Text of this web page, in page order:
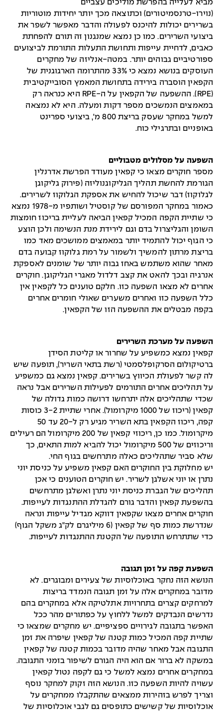
מביא לעלייה בהפרשת מוליכים עצביים
(נוירו-טרנסמיטורים) וכתוצאה מכך יותר יחידות מוטוריות
בשרירים יכולות להיכנס לפעולה והדבר מאפשר לשפר את
ביצועי השרירים. כמו כן נמצא שמנגנון זה תורם להפחתת
כאבים, לדחיית עייפות ותחושת התעלות התורמת לביצועים
ספורטיביים גבוהים יותר. במטה-אנליזה של מחקרים
העוסקים בנושא נמצא כי 33% מהתרומה הארגוגנית של
הקפאין הוסברה בירידה בתחושת המאמץ הסובייקטיבית
(RPE). ההשפעה של הקפאין על ה-RPE היא כנראה רק
במאמצים הנמשכים מספר דקות ומעלה. היא לא נמצאה
למשל במחקר שעסק בריצת 800 מ', ביצועי ספרינט
באופניים ובתרגילי כוח.
השפעה על מסלולים מטבוליים
מספר חוקרים מצאו כי קפאין מעודד הפרשת אדרנלין
הגורמת להחשת תהליך הגליקוגנוליזה (פירוק גליקוגן
לגלוקוז) דבר שיכול להחיש את אספקת הגלוקוז לשרירים.
כאמור במחקר המפורסם של קוסטיל ושותפיו מ-1978 נמצא
כי שתיית הקפה המכיל קפאין הביאה לעליית בריכוז חומצות
השומן והגליצרול בדם וגם לירידת מנת הנשימה ולכן הוצע
כי הגוף יכול להתמיד יותר במאמצים ממושכים מאד כמו
בריצת מרתון להמשיך ולשמור על רמת גלוקוז קבועה בדם
מאחר שהוא משתמש באחז גבוה יותר של שומנים לאספקת
אנרגיה ובכך להאט את קצב דלדול מאגרי הגליקוגן. חוקרים
אחרים לא מצאו השפעה כזו. חלקם טוענים כל לקפאין אין
כלל השפעה כזו ואחרים משערים שאולי חומרים אחרים
בקפה מבטלים את ההשפעה הזו של הקפאין.
השפעה על מערכת השרירים
קפאין נמצא כמשפיע על שחרור או קליטת הסידן
ברטיקולום הסרקופלסמטי (רשת בתאי השריר), תופעה שיש
לה קשר לפעולת הכיווץ בשרירים. קפאין נמצא גם כמשפיע
על תהליכים אחרים התורמים לפעילות השרירים אבל נראה
שכדי שתהליכים אלה יתרחשו דרושה כמות גדולה של
קפאין (ריכוז של 1000 מיקרומול). אחרי שתיית 3-2 כוסות
קפה, ריכוז הקפאין בתא השריר מגיע רק ל-20 עד 50
מיקרומול. כמו כן, ריכוזי קפאין של 200 מיקרומול הם רעילים
וריכוזים של 500 מיקרומול יכול להביא למות התאים, כך
שלא סביר שתהליכים כאלה מתרחשים בגוף החי.
יש מחלוקת בין החוקרים האם קפאין משפיע על כניסת יוני
נתרן או יוני אשלגן לשריר. יש חוקרים הטוענים כי אכן
תהליכים של הגברת כניסת יוני נתרן ואשלגן מתרחשים
בהשפעת קפאין והדבר גורם להגדלת ההתנגדות לעייפות.
חוקרים אחרים מצאו שקפאין דווקא מגדיל עייפות ונראה
שנדרשת כמות סף של קפאין (6 מיליגרם לק"ג משקל הגוף)
כדי שתתרחש התופעה של הקטנת ההתנגדות לעייפות.
השפעת קפה על זמן תגובה
הנושא הזה נחקר באוכלוסיות של צעירים ומבוגרים. לא
מדובר במחקרים אלה על זמן תגובה הנמדד בריצות
למרחקים קצרים בתחרויות אתלטיקה אלא במחקרים בהם
נדרשים הנבדקים למשל ללחוץ על כפתורים מהר ככל
האפשר בתגובה לגירויים ספציפיים. יש מחקרים שמצאו כי
שתיית קפה המכיל כמות קטנה של קפאין שיפרה את זמן
התגובה אבל מאחר שהיה מדובר בכמות קטנה של קפאין
במשקה לא ברור אם הוא היה הגורם לשיפור בזמני התגובה.
במחקרים אחרים נמצא למשל כי גם לקפה נטול קפאין
עשויה להיות השפעה כזו. הנושא הזה זקוק למחקר נוסף
וצריך לפרש בזהירות ממצאים שהתקבלו ממחקרים על
אוכלוסיות של קשישים כתופסים גם לגבי אוכלוסיות של